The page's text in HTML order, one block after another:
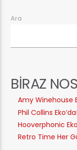
Ara
BIRAZ
Amy Winehouse
Phil Collins Eko’da!
Hooverphonic
Retro Time Her